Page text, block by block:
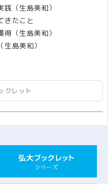
美和）
きたこと
島美和）
生島美和）
クレット